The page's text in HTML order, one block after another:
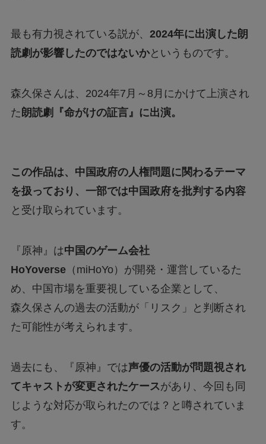
最も有力視されている説が、 2024年に出演した朗
読劇が影響したのではないかというものです。
森久保さんは、2024年7月～8月にかけて上演され
た 朗読劇『命がけの証言』に出演。
この作品は、中国政府の人権問題に関わるテーマ
を扱っており、一部では中国政府を批判する内容
と受け取られています。
『原神』は中国のゲーム会社
HoYoverse（miHoYo）が開発・運営しているた
め、中国市場を重要視している企業として、
森久保さんの過去の活動が「リスク」と判断され
た可能性が考えられます。
過去にも、『原神』では声優の活動が問題視され
てキャストが変更されたケースがあり、今回も同
じような対応が取られたのでは？と噂されていま
す。